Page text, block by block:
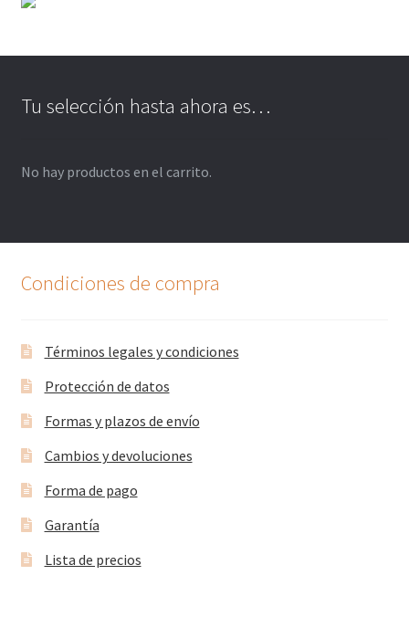
Tu selección hasta ahora es…
No hay productos en el carrito.
Condiciones de compra
Términos legales y condiciones
Protección de datos
Formas y plazos de envío
Cambios y devoluciones
Forma de pago
Garantía
Lista de precios